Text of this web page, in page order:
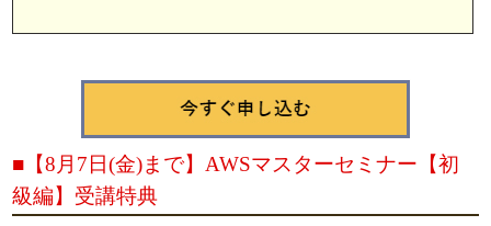
■【8月7日(金)まで】AWSマスターセミナー【初
級編】受講特典